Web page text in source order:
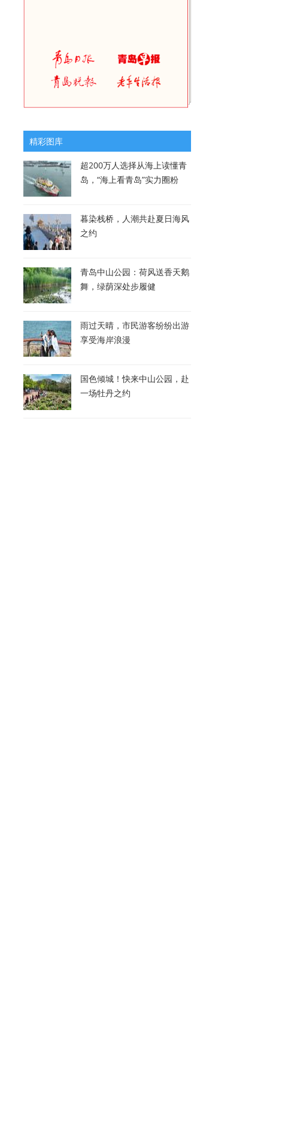
精彩图库
超200万人选择从海上读懂青
岛，“海上看青岛”实力圈粉
暮染栈桥，人潮共赴夏日海风
之约
青岛中山公园：荷风送香天鹅
舞，绿荫深处步履健
雨过天晴，市民游客纷纷出游
享受海岸浪漫
国色倾城！快来中山公园，赴
一场牡丹之约